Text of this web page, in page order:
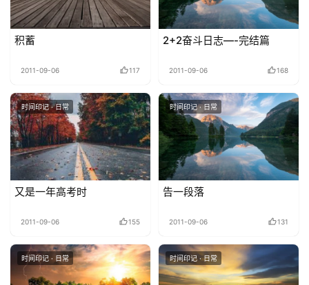
积蓄
2011-09-06 117
2+2奋斗日志—-完结篇
2011-09-06 168
时间印记 · 日常
又是一年高考时
2011-09-06 155
时间印记 · 日常
告一段落
2011-09-06 131
时间印记 · 日常 时间印记 · 日常